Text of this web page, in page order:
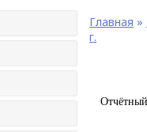
Главная »
г.